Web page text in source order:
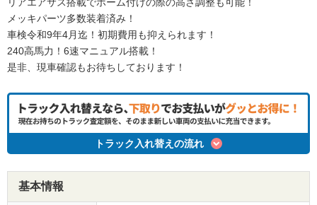
メッキパーツ多数装着済み！
車検令和9年4月迄！初期費用も抑えられます！
240高馬力！6速マニュアル搭載！
是非、現車確認もお待ちしております！
トラック入れ替えの流れ
基本情報